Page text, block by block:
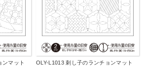
ンマット OLY-L1013 刺し子のランチョンマット